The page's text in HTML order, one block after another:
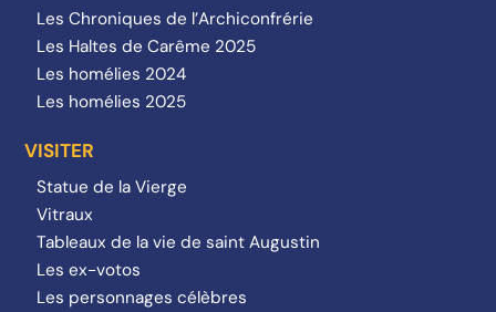
Les Chroniques de l’Archiconfrérie
Les Haltes de Carême 2025
Les homélies 2024
Les homélies 2025
VISITER
Statue de la Vierge
Vitraux
Tableaux de la vie de saint Augustin
Les ex-votos
Les personnages célèbres